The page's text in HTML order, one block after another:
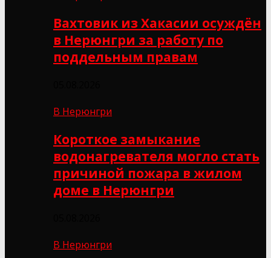
Вахтовик из Хакасии осуждён
в Нерюнгри за работу по
поддельным правам
В Нерюнгри
Короткое замыкание
водонагревателя могло стать
причиной пожара в жилом
доме в Нерюнгри
В Нерюнгри